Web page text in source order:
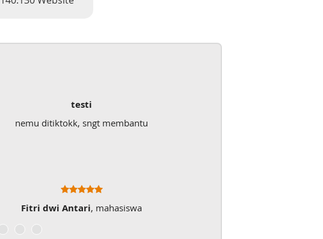
testi
nemu ditiktokk, sngt membantu
Fitri dwi Antari, mahasiswa